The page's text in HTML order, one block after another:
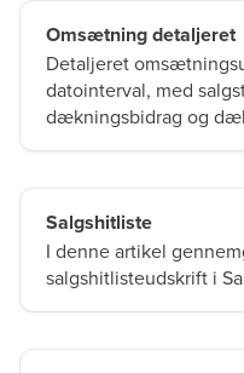
Omsætning detaljeret
Detaljeret
datointerval, med
dækningsbidrag og
Salgshitliste
I denne artikel
salgshitlisteudskrift i